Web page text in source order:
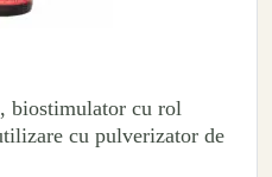
biostimulator cu rol
cu pulverizator de